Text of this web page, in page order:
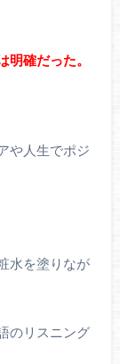
確だった。
や人生でポジ
水を塗りなが
のリスニング